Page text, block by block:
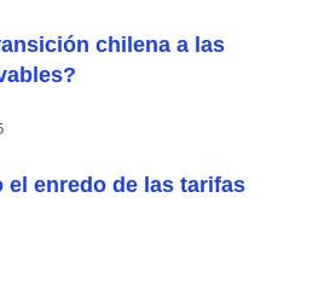
chilena a las
el enredo de las tarifas